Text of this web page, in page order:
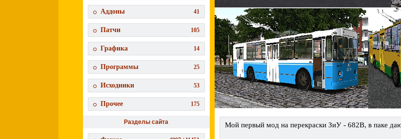
Аддоны 41
Патчи 105
Графика 14
Программы 25
Исходники 53
Прочее 175
Разделы сайта Мой первый мод на перекраски ЗиУ - 682В, в паке